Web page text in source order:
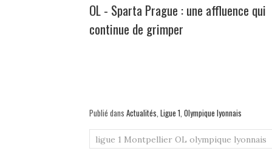
OL - Sparta Prague : une affluence qui
continue de grimper
Publié dans Actualités, Ligue 1, Olympique lyonnais
ligue 1 Montpellier OL olympique lyonnais